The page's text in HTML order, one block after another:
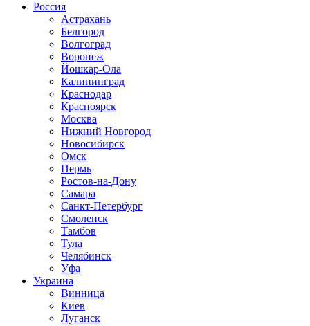
Россия
Астрахань
Белгород
Волгоград
Воронеж
Йошкар-Ола
Калининград
Краснодар
Красноярск
Москва
Нижний Новгород
Новосибирск
Омск
Пермь
Ростов-на-Дону
Самара
Санкт-Петербург
Смоленск
Тамбов
Тула
Челябинск
Уфа
Украина
Винница
Киев
Луганск